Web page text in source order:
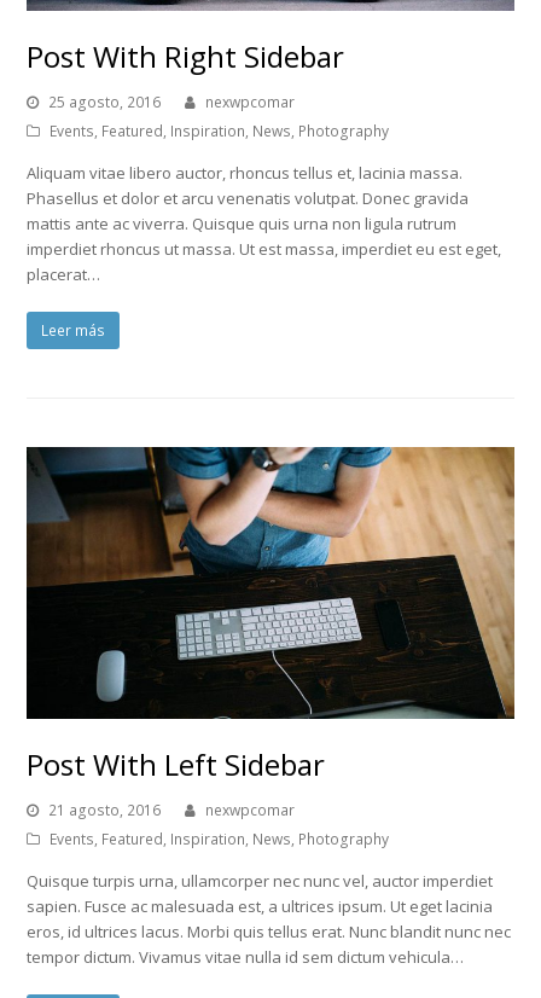
Post With Right Sidebar
25 agosto, 2016
nexwpcomar
Events, Featured, Inspiration, News, Photography
Aliquam vitae libero auctor, rhoncus tellus et, lacinia massa.
Phasellus et dolor et arcu venenatis volutpat. Donec gravida
mattis ante ac viverra. Quisque quis urna non ligula rutrum
imperdiet rhoncus ut massa. Ut est massa, imperdiet eu est eget,
placerat…
Leer más
Post With Left Sidebar
21 agosto, 2016
nexwpcomar
Events, Featured, Inspiration, News, Photography
Quisque turpis urna, ullamcorper nec nunc vel, auctor imperdiet
sapien. Fusce ac malesuada est, a ultrices ipsum. Ut eget lacinia
eros, id ultrices lacus. Morbi quis tellus erat. Nunc blandit nunc nec
tempor dictum. Vivamus vitae nulla id sem dictum vehicula…